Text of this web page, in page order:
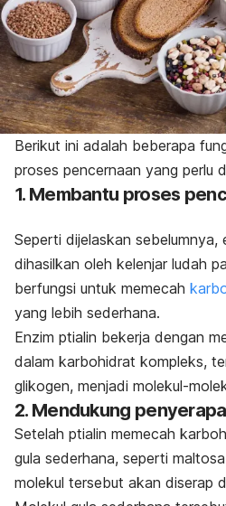
Berikut ini adalah beberapa
proses pencernaan yang perlu
1. Membantu proses
Seperti dijelaskan sebelumnya,
dihasilkan oleh kelenjar ludah
berfungsi untuk memecah
yang lebih sederhana.
Enzim ptialin bekerja dengan
dalam karbohidrat kompleks,
glikogen, menjadi molekul-
2. Mendukung
Setelah ptialin memecah
gula sederhana, seperti
molekul tersebut akan diserap